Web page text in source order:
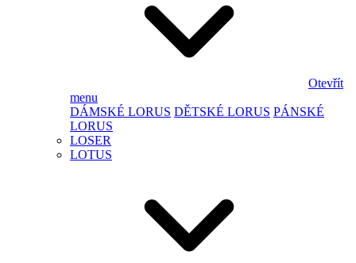
Otevřít
menu
DÁMSKÉ LORUS DĚTSKÉ LORUS PÁNSKÉ
LORUS
LOSER
LOTUS